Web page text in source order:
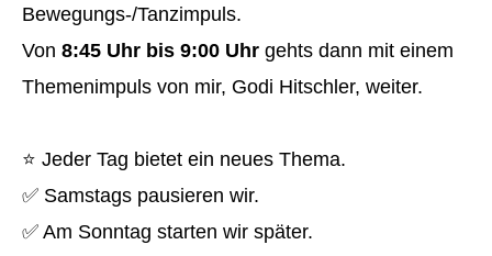
Bewegungs-/Tanzimpuls.
Von8:45 Uhr bis 9:00 Uhr gehts dann mit einem
Themenimpuls von mir, Godi Hitschler, weiter.
⭐️ Jeder Tag bietet ein neues Thema.
✅ Samstags pausieren wir.
✅ Am Sonntag starten wir später.